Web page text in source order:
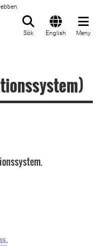
Sök English Meny
.